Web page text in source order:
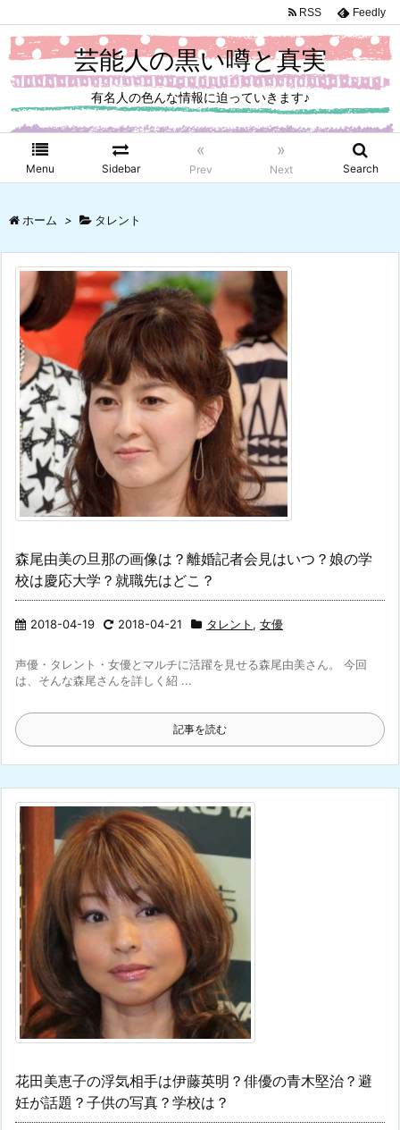
芸能人の黒い噂と真実
有名人の色んな情報に迫っていきます♪
Menu Sidebar
«
Prev
»
Next Search
RSS Feedly
ホーム > タレント
森尾由美の旦那の画像は？離婚記者会見はいつ？娘の学
校は慶応大学？就職先はどこ？
2018-04-19 2018-04-21 タレント , 女優
声優・タレント・女優とマルチに活躍を見せる森尾由美さん。 今回
は、そんな森尾さんを詳しく紹 ...
記事を読む
花田美恵子の浮気相手は伊藤英明？俳優の青木堅治？避
妊が話題？子供の写真？学校は？